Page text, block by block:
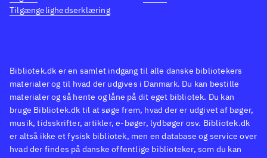
Bibliotek.dk er en samlet indgang til alle danske bibliotekers
materialer og til hvad der udgives i Danmark. Du kan bestille
materialer og så hente og låne på dit eget bibliotek. Du kan
bruge Bibliotek.dk til at søge frem, hvad der er udgivet af bøger,
musik, tidsskrifter, artikler, e-bøger, lydbøger osv. Bibliotek.dk
er altså ikke et fysisk bibliotek, men en database og service over
hvad der findes på danske offentlige biblioteker, som du kan
Tilgængelighedserklæring